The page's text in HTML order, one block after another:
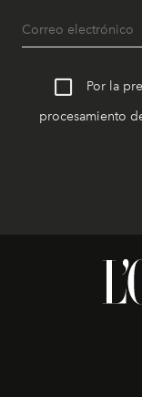
Por la
procesamiento